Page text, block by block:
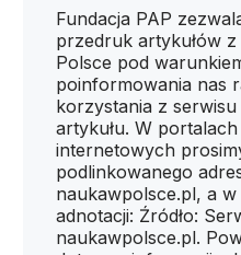
Fundacja PAP
przedruk artykułów
Polsce pod
poinformowania nas
korzystania z
artykułu. W
internetowych
podlinkowanego
naukawpolsce.pl, a
adnotacji: Źródło:
naukawpolsce.pl.